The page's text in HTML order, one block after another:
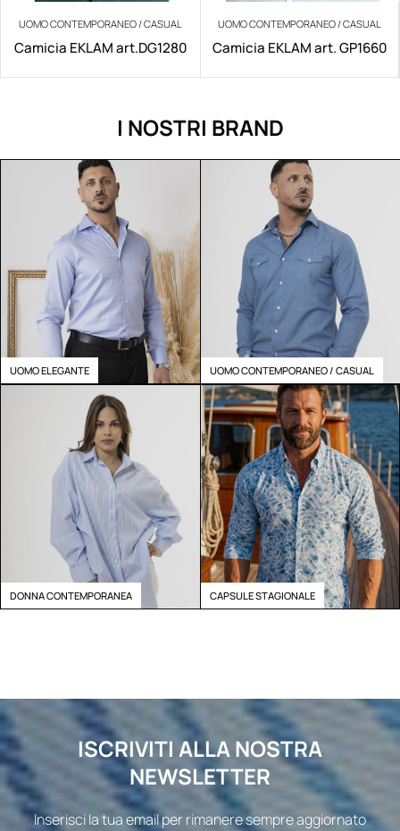
UOMO CONTEMPORANEO / CASUAL
Camicia EKLAM art.DG1280
UOMO CONTEMPORANEO / CASUAL
Camicia EKLAM art. GP1660
I NOSTRI BRAND
UOMO ELEGANTE UOMO CONTEMPORANEO / CASUAL
DONNA CONTEMPORANEA CAPSULE STAGIONALE
ISCRIVITI ALLA NOSTRA
NEWSLETTER
Inserisci la tua email per rimanere sempre aggiornato